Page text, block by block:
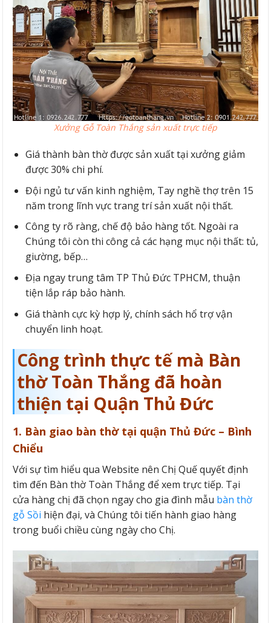
Xưởng Gỗ Toàn Thắng sản xuất trực tiếp
Giá thành bàn thờ được sản xuất tại xưởng giảm
được 30% chi phí.
Đội ngủ tư vấn kinh nghiệm, Tay nghề thợ trên 15
năm trong lĩnh vực trang trí sản xuất nội thất.
Công ty rõ ràng, chế độ bảo hàng tốt. Ngoài ra
Chúng tôi còn thi công cả các hạng mục nội thất: tủ,
giường, bếp…
Địa ngay trung tâm TP Thủ Đức TPHCM, thuận
tiện lắp ráp bảo hành.
Giá thành cực kỳ hợp lý, chính sách hổ trợ vận
chuyển linh hoạt.
Công trình thực tế mà Bàn
thờ Toàn Thắng đã hoàn
thiện tại Quận Thủ Đức
1. Bàn giao bàn thờ tại quận Thủ Đức – Bình
Chiểu
Với sự tìm hiểu qua Website nên Chị Quế quyết định
tìm đến Bàn thờ Toàn Thắng để xem trực tiếp. Tại
cửa hàng chị đã chọn ngay cho gia đình mẫu bàn thờ
gỗ Sồi hiện đại, và Chúng tôi tiến hành giao hàng
trong buổi chiều cùng ngày cho Chị.